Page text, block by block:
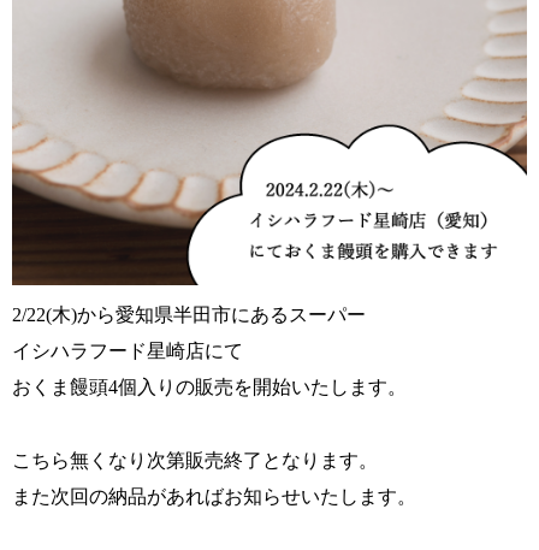
2/22(木)から愛知県半田市にあるスーパー
イシハラフード星崎店にて
おくま饅頭4個入りの販売を開始いたします。
こちら無くなり次第販売終了となります。
また次回の納品があればお知らせいたします。